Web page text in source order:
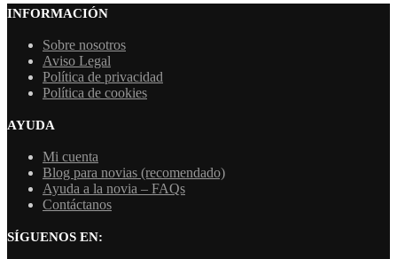
INFORMACIÓN
Sobre nosotros
Aviso Legal
Política de privacidad
Política de cookies
AYUDA
Mi cuenta
Blog para novias (recomendado)
Ayuda a la novia – FAQs
Contáctanos
SÍGUENOS EN: